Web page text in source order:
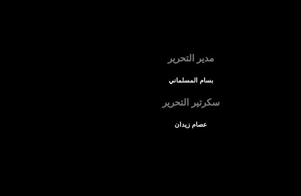
مدير التحرير
بسام المسلماني
سكرتير التحرير
عصام زيدان